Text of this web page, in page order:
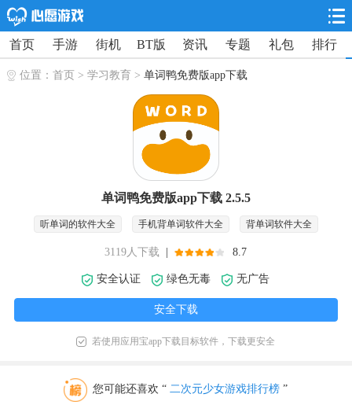
首页 手游 街机 BT版 资讯 专题 礼包 排行
位置： 首页 > 学习教育 > 单词鸭免费版app下载
单词鸭免费版app下载 2.5.5
听单词的软件大全 手机背单词软件大全 背单词软件大全
3119人下载 | 8.7
安全认证 绿色无毒 无广告
安全下载
若使用应用宝app下载目标软件，下载更安全
您可能还喜欢 “二次元少女游戏排行榜 ”